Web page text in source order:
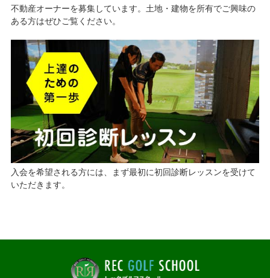
不動産オーナーを募集しています。土地・建物を所有でご興味の
ある方はぜひご覧ください。
入会を希望される方には、まず最初に初回診断レッスンを受けて
いただきます。